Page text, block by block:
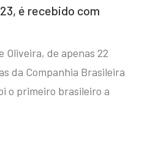
é recebido com
Oliveira, de apenas 22
da Companhia Brasileira
o primeiro brasileiro a